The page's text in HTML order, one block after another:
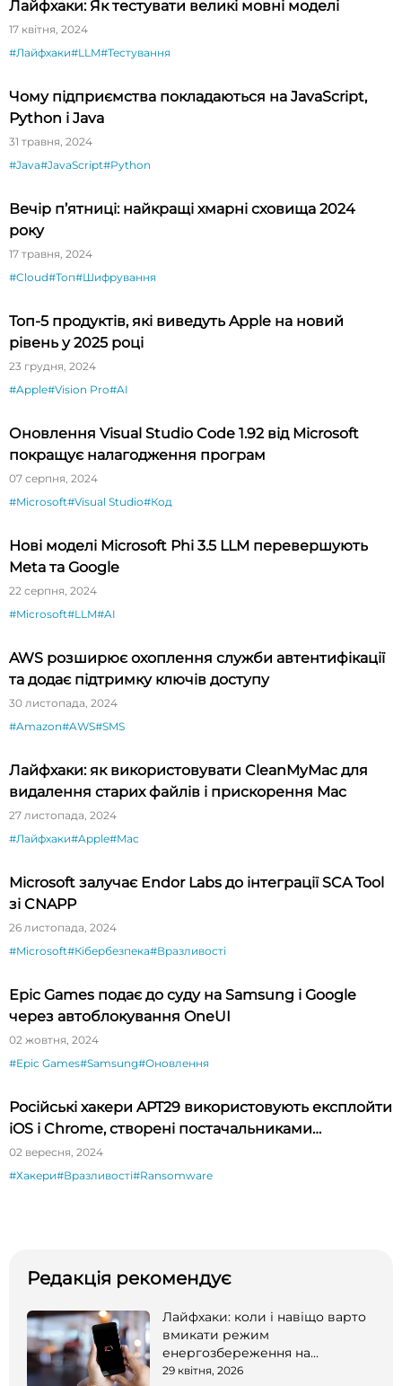
Лайфхаки: Як тестувати великі мовні моделі
17 квітня, 2024
#Лайфхаки#LLM#Тестування
Чому підприємства покладаються на JavaScript,
Python і Java
31 травня, 2024
#Java#JavaScript#Python
Вечір п’ятниці: найкращі хмарні сховища 2024
року
17 травня, 2024
#Cloud#Топ#Шифрування
Топ-5 продуктів, які виведуть Apple на новий
рівень у 2025 році
23 грудня, 2024
#Apple#Vision Pro#AI
Оновлення Visual Studio Code 1.92 від Microsoft
покращує налагодження програм
07 серпня, 2024
#Microsoft#Visual Studio#Код
Нові моделі Microsoft Phi 3.5 LLM перевершують
Meta та Google
22 серпня, 2024
#Microsoft#LLM#AI
AWS розширює охоплення служби автентифікації
та додає підтримку ключів доступу
30 листопада, 2024
#Amazon#AWS#SMS
Лайфхаки: як використовувати CleanMyMac для
видалення старих файлів і прискорення Mac
27 листопада, 2024
#Лайфхаки#Apple#Mac
Microsoft залучає Endor Labs до інтеграції SCA Tool
зі CNAPP
26 листопада, 2024
#Microsoft#Кібербезпека#Вразливості
Epic Games подає до суду на Samsung і Google
через автоблокування OneUI
02 жовтня, 2024
#Epic Games#Samsung#Оновлення
Російські хакери APT29 використовують експлойти
iOS і Chrome, створені постачальниками
шпигунського ПЗ
02 вересня, 2024
#Хакери#Вразливості#Ransomware
Редакція рекомендує
Лайфхаки: коли і навіщо варто
вмикати режим
енергозбереження на
смартфоні
29 квітня, 2026